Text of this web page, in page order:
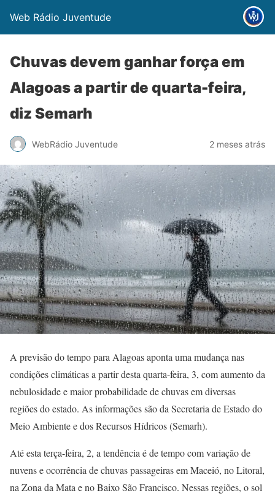
Web Rádio Juventude
Chuvas devem ganhar força em
Alagoas a partir de quarta-feira,
diz Semarh
WebRádio Juventude 2 meses atrás
A previsão do tempo para Alagoas aponta uma mudança nas
condições climáticas a partir desta quarta-feira, 3, com aumento da
nebulosidade e maior probabilidade de chuvas em diversas
regiões do estado. As informações são da Secretaria de Estado do
Meio Ambiente e dos Recursos Hídricos (Semarh).
Até esta terça-feira, 2, a tendência é de tempo com variação de
nuvens e ocorrência de chuvas passageiras em Maceió, no Litoral,
na Zona da Mata e no Baixo São Francisco. Nessas regiões, o sol